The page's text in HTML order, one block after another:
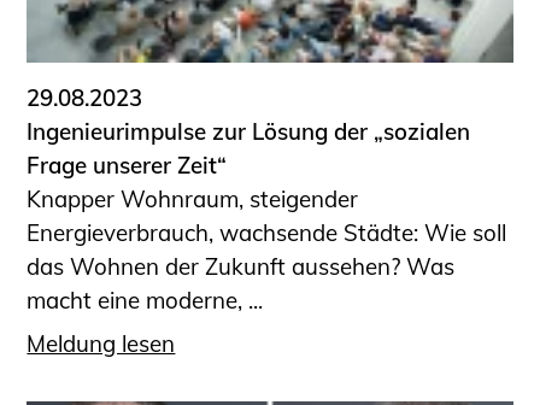
29.08.2023
Ingenieurimpulse zur Lösung der „sozialen
Frage unserer Zeit“
Knapper Wohnraum, steigender
Energieverbrauch, wachsende Städte: Wie soll
das Wohnen der Zukunft aussehen? Was
macht eine moderne, ...
Meldung lesen